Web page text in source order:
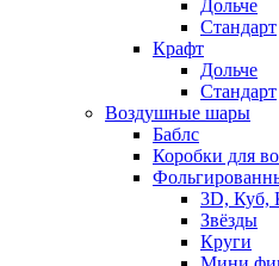
Дольче
Стандарт
Крафт
Дольче
Стандарт
Воздушные шары
Баблс
Коробки для
3D, Куб,
Звёзды
Круги